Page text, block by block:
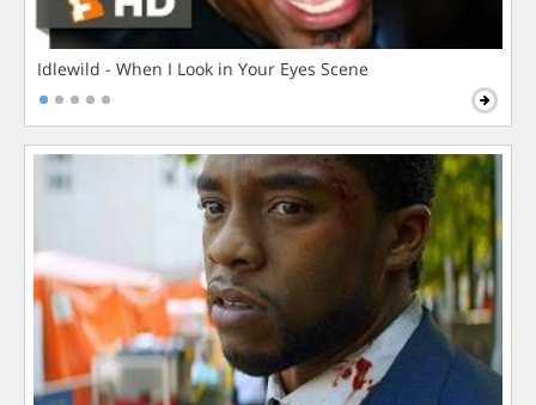
Idlewild - When I Look in Your Eyes Scene